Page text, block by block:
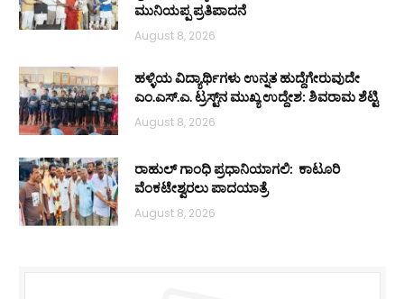
ಮುನಿಯಪ್ಪ ಪ್ರತಿಪಾದನೆ
August 8, 2026
ಹಳ್ಳಿಯ ವಿದ್ಯಾರ್ಥಿಗಳು ಉನ್ನತ ಹುದ್ದೆಗೇರುವುದೇ
ಎಂ.ಎಸ್.ಎ. ಟ್ರಸ್ಟ್‌ನ ಮುಖ್ಯ ಉದ್ದೇಶ: ಶಿವರಾಮ ಶೆಟ್ಟಿ
August 8, 2026
ರಾಹುಲ್ ಗಾಂಧಿ ಪ್ರಧಾನಿಯಾಗಲಿ: ಕಾಟೂರಿ
ವೆಂಕಟೇಶ್ವರಲು ಪಾದಯಾತ್ರೆ
August 8, 2026